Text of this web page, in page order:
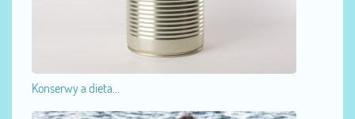
Konserwy a dieta...